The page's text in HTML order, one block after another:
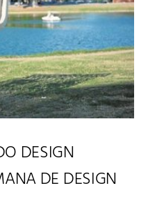
DESIGN
DE DESIGN